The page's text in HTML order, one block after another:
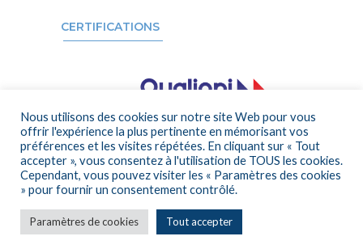
CERTIFICATIONS
Nous utilisons des cookies sur notre site Web pour vous
offrir l'expérience la plus pertinente en mémorisant vos
préférences et les visites répétées. En cliquant sur « Tout
accepter », vous consentez à l'utilisation de TOUS les cookies.
Cependant, vous pouvez visiter les « Paramètres des cookies
» pour fournir un consentement contrôlé.
Paramètres de cookies Tout accepter